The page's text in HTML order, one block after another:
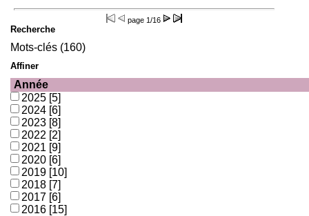
page 1/16
Recherche
Mots-clés (160)
Affiner
Année
2025 [5]
2024 [6]
2023 [8]
2022 [2]
2021 [9]
2020 [6]
2019 [10]
2018 [7]
2017 [6]
2016 [15]